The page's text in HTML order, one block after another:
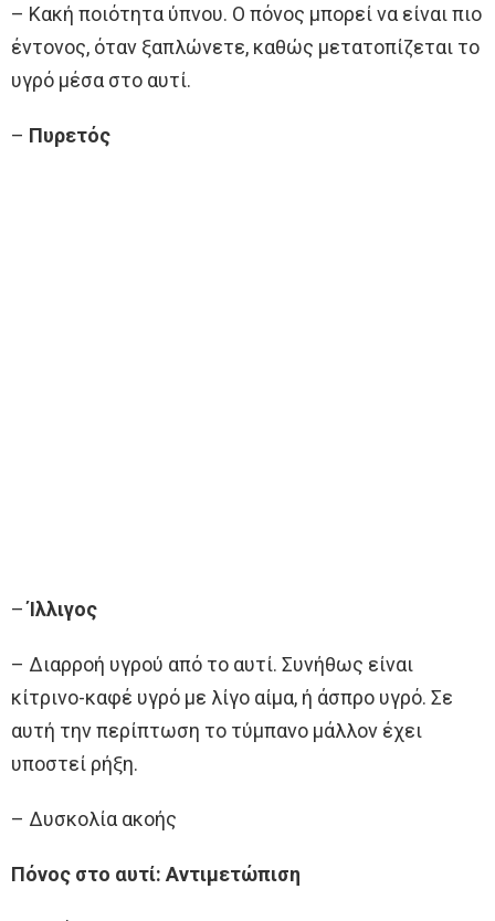
– Κακή ποιότητα ύπνου. Ο πόνος μπορεί να είναι πιο
έντονος, όταν ξαπλώνετε, καθώς μετατοπίζεται το
υγρό μέσα στο αυτί.
– Πυρετός
–Ίλλιγος
– Διαρροή υγρού από το αυτί. Συνήθως είναι
κίτρινο-καφέ υγρό με λίγο αίμα, ή άσπρο υγρό. Σε
αυτή την περίπτωση το τύμπανο μάλλον έχει
υποστεί ρήξη.
– Δυσκολία ακοής
Πόνος στο αυτί: Αντιμετώπιση